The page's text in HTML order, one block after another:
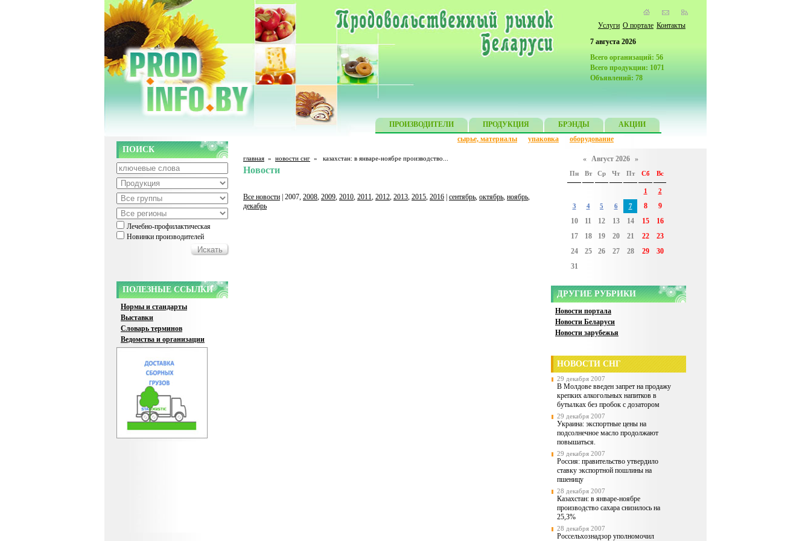
7 августа 2026
Всего организаций: 56
Всего продукции: 1071
Объявлений: 78
ПРОИЗВОДИТЕЛИ ПРОДУКЦИЯ БРЭНДЫ
АКЦИИ
сырье, материалы
упаковка оборудование
Услуги О портале Контакты
ПОИСК
Лечебно-профилактическая
Новинки производителей
ПОЛЕЗНЫЕ ССЫЛКИ
Нормы и стандарты
Выставки
Словарь терминов
Ведомства и организации
главная » новости снг » казахстан: в январе-ноябре производство...
Новости
Все новости | 2007, 2008, 2009, 2010, 2011, 2012, 2013, 2015, 2016 сентябрь, октябрь, ноябрь,
декабрь
« Август 2026 »
Пн Вт Ср Чт Пт Сб Вс
1 2
3 4 5 6 7 8
9
10
11 12 13 14 15
16
17
18 19 20 21 22
23
24
25 26 27 28 29
30
31
ДРУГИЕ РУБРИКИ
Новости портала
Новости Беларуси
Новости зарубежья
НОВОСТИ СНГ
29 декабря 2007
В Молдове введен запрет на продажу
крепких алкогольных напитков в
бутылках без пробок с дозатором
29 декабря 2007
Украина: экспортные цены на
подсолнечное масло продолжают
повышаться.
29 декабря 2007
Россия: правительство утвердило
ставку экспортной пошлины на
пшеницу
28 декабря 2007
Казахстан: в январе-ноябре
производство сахара снизилось на
25,3%
28 декабря 2007
Россельхознадзор уполномочил